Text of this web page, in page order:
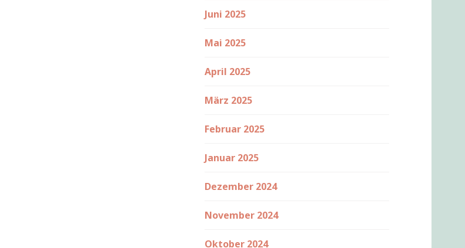
Juni 2025
Mai 2025
April 2025
März 2025
Februar 2025
Januar 2025
Dezember 2024
November 2024
Oktober 2024